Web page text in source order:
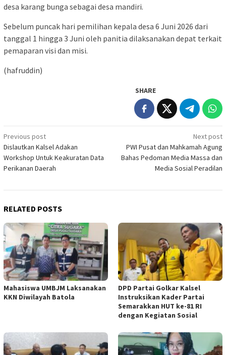
desa karang bunga sebagai desa mandiri.
Sebelum puncak hari pemilihan kepala desa 6 Juni 2026 dari
tanggal 1 hingga 3 Juni oleh panitia dilaksanakan depat terkait
pemaparan visi dan misi.
(hafruddin)
SHARE
Post
navigation
Previous post
Dislautkan Kalsel Adakan
Workshop Untuk Keakuratan Data
Perikanan Daerah
Next post
PWI Pusat dan Mahkamah Agung
Bahas Pedoman Media Massa dan
Media Sosial Peradilan
RELATED POSTS
Mahasiswa UMBJM Laksanakan
KKN Diwilayah Batola
DPD Partai Golkar Kalsel
Instruksikan Kader Partai
Semarakkan HUT ke-81 RI
dengan Kegiatan Sosial